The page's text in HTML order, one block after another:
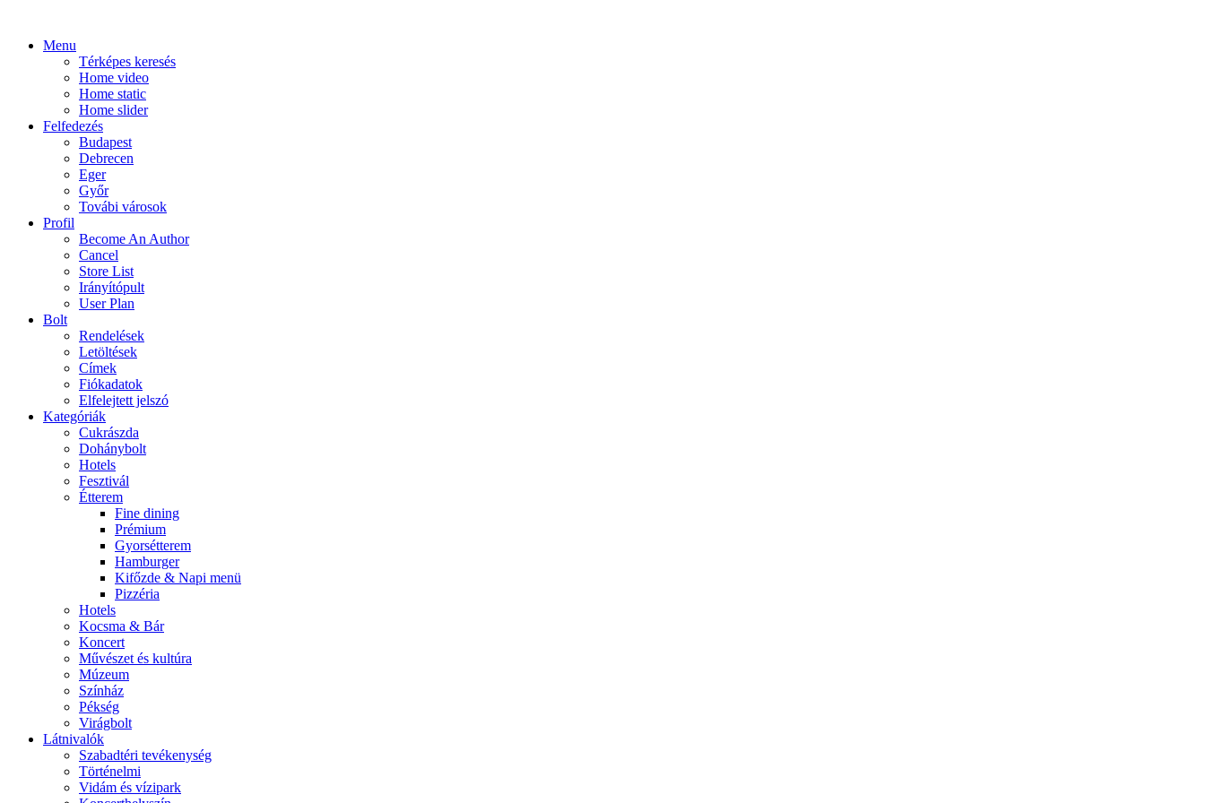
Menu
Térképes keresés
Home video
Home static
Home slider
Felfedezés
Budapest
Debrecen
Eger
Győr
Továbi városok
Profil
Become An Author
Cancel
Store List
Irányítópult
User Plan
Bolt
Rendelések
Letöltések
Címek
Fiókadatok
Elfelejtett jelszó
Kategóriák
Cukrászda
Dohánybolt
Hotels
Fesztivál
Étterem
Fine dining
Prémium
Gyorsétterem
Hamburger
Kifőzde & Napi menü
Pizzéria
Hotels
Kocsma & Bár
Koncert
Művészet és kultúra
Múzeum
Színház
Pékség
Virágbolt
Látnivalók
Szabadtéri tevékenység
Történelmi
Vidám és vízipark